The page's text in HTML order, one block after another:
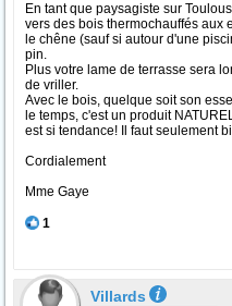
En tant que paysagiste sur
vers des bois thermochauffés aux
le chêne (sauf si autour d'une
pin.
Plus votre lame de terrasse sera
de vriller.
Avec le bois, quelque soit son
le temps, c'est un produit
est si tendance! Il faut seulement
Cordialement
Mme Gaye
1
Villards